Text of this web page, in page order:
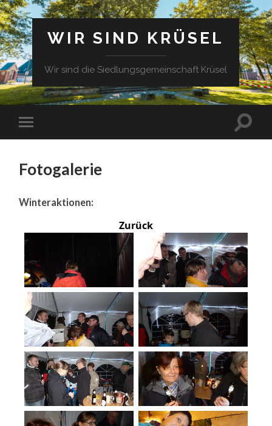
WIR SIND KRÜSEL
Wir sind die Siedlungsgemeinschaft Krüsel
Fotogalerie
Winteraktionen:
Zurück